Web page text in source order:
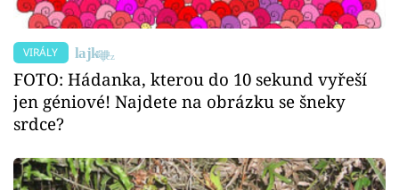
VIRÁLY
FOTO: Hádanka, kterou do 10 sekund vyřeší
jen géniové! Najdete na obrázku se šneky
srdce?